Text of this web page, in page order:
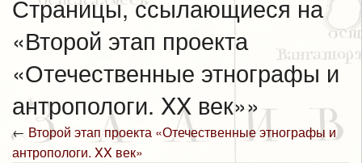
Страницы, ссылающиеся на
«Второй этап проекта
«Отечественные этнографы и
антропологи. XX век»»
← Второй этап проекта «Отечественные этнографы и
антропологи. XX век»